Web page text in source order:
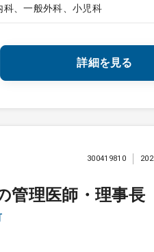
科、一般外科、小児科
詳細を見る
管理医師・理事長
300419810